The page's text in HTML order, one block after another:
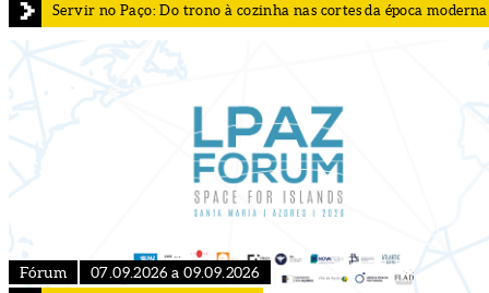
Servir no Paço: Do trono à cozinha nas cortes da época moderna
Fórum 07.09.2026 a 09.09.2026